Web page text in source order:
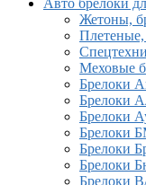
Авто брелоки
Жетоны,
Меховые
Брелоки
Брелоки
Брелоки
Брелоки
Брелоки
Брелоки
Брелоки